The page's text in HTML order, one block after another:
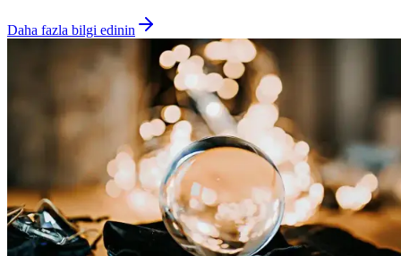
Daha fazla bilgi edinin